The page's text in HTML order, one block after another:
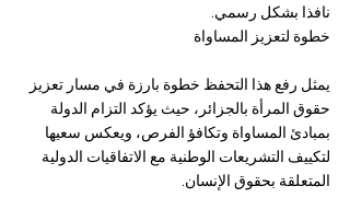
نافذا بشكل رسمي.
خطوة لتعزيز المساواة
يمثل رفع هذا التحفظ خطوة بارزة في مسار تعزيز
حقوق المرأة بالجزائر، حيث يؤكد التزام الدولة
بمبادئ المساواة وتكافؤ الفرص، ويعكس سعيها
لتكييف التشريعات الوطنية مع الاتفاقيات الدولية
المتعلقة بحقوق الإنسان.